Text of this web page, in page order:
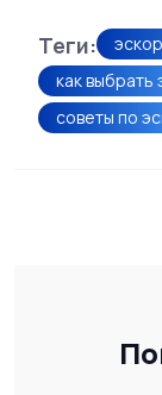
Теги:
как выбрать
советы по